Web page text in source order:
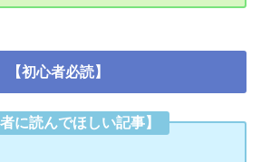
【初心者必読】
者に読んでほしい記事】